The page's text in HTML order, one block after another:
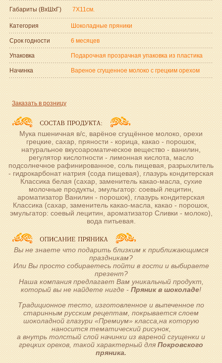
Габариты (ВxШxГ) 7Х11см.
Категория Шоколадные пряники
Срок годности 6 месяцев
Упаковка Подарочная прозрачная упаковка из пластика
Начинка Вареное сгущенное молоко с грецким орехом
Заказать в розницу
Мука пшеничная в/с, варёное сгущённое молоко, орехи
грецкие, сахар, пряности - корица, какао - порошок,
натуральное вкусоароматическое вещество - ванилин,
регулятор кислотности - лимонная кислота, масло
подсолнечное рафинированное, соль пищевая, разрыхлитель
- гидрокарбонат натрия (сода пищевая), глазурь кондитерская
Классика белая (сахар, заменитель какао-масла, сухие
молочные продукты, эмульгатор: соевый лецитин,
ароматизатор Ванилин - порошок), глазурь кондитерская
Классика (сахар, заменитель какао-масла, какао - порошок,
эмульгатор: соевый лецитин, ароматизатор Сливки - молоко),
вода питьевая.
Вы не знаете что подарить близким к приближающимся
праздникам?
Или Вы просто собираетесь пойти в гости и выбираете
презент?
Наша компания предлагает Вам уникальный продукт,
который вы не найдете нигде -Пряник в шоколаде!
Традиционное тесто, изготовленное и выпеченное по
старинным русским рецептам, покрывается слоем
шоколадной глазури «Премиум» класса,на которую
наносится тематический рисунок,
а внутрь толстый слой начинки из вареной сгущенки и
грецких орехов, такой характерный дляПокровского
пряника.